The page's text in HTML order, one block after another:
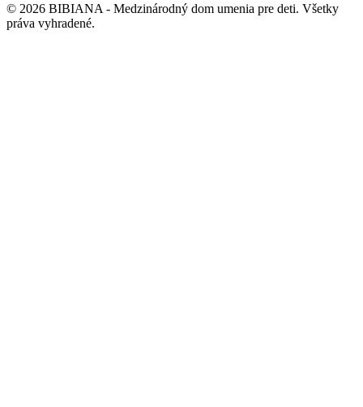
© 2026 BIBIANA - Medzinárodný dom umenia pre deti. Všetky
práva vyhradené.